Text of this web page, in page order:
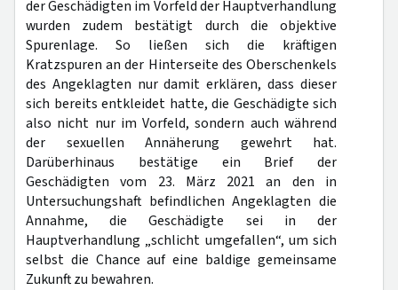
der Geschädigten im Vorfeld der Hauptverhandlung
wurden zudem bestätigt durch die objektive
Spurenlage. So ließen sich die kräftigen
Kratzspuren an der Hinterseite des Oberschenkels
des Angeklagten nur damit erklären, dass dieser
sich bereits entkleidet hatte, die Geschädigte sich
also nicht nur im Vorfeld, sondern auch während
der sexuellen Annäherung gewehrt hat.
Darüberhinaus bestätige ein Brief der
Geschädigten vom 23. März 2021 an den in
Untersuchungshaft befindlichen Angeklagten die
Annahme, die Geschädigte sei in der
Hauptverhandlung „schlicht umgefallen“, um sich
selbst die Chance auf eine baldige gemeinsame
Zukunft zu bewahren.